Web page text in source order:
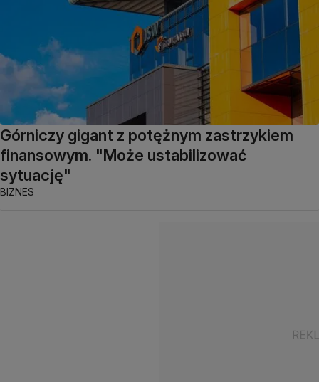
Górniczy gigant z potężnym zastrzykiem
finansowym. "Może ustabilizować
sytuację"
BIZNES